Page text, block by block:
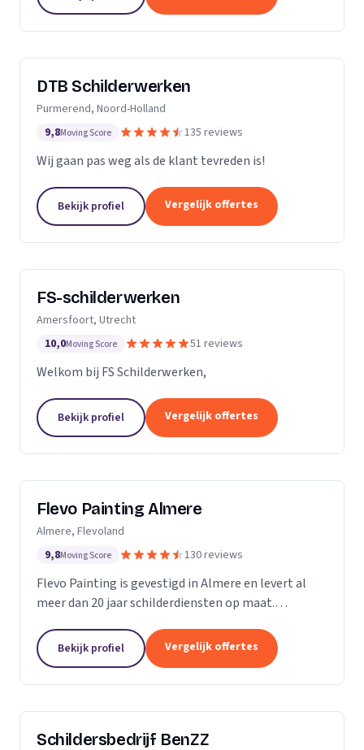
Bij...
DTB Schilderwerken
Purmerend, Noord-Holland
9,8Moving Score 135 reviews
Wij gaan pas weg als de klant tevreden is!
Bekijk profiel Vergelijk offertes
FS-schilderwerken
Amersfoort, Utrecht
10,0Moving Score 51 reviews
Welkom bij FS Schilderwerken,
Bekijk profiel Vergelijk offertes
Flevo Painting Almere
Almere, Flevoland
9,8Moving Score 130 reviews
Flevo Painting is gevestigd in Almere en levert al
meer dan 20 jaar schilderdiensten op maat.
provincie Flevoland, het Gooi, Amsterdam en
omstreken...
Bekijk profiel Vergelijk offertes
Schildersbedrijf BenZZ